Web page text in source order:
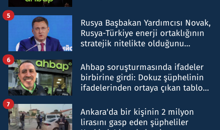
Rusya Başbakan Yardımcısı Novak,
Rusya-Türkiye enerji ortaklığının
stratejik nitelikte olduğunu
5
Ahbap soruşturmasında ifadeler
birbirine girdi: Dokuz şüphelinin
ifadelerinden ortaya çıkan tablo
6
Ankara'da bir kişinin 2 milyon
lirasını gasp eden şüpheliler
7